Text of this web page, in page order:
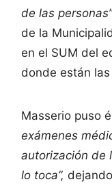
de las personas”
de la
en el SUM del
donde están
Masserio puso
exámenes
autorización de
lo toca”,